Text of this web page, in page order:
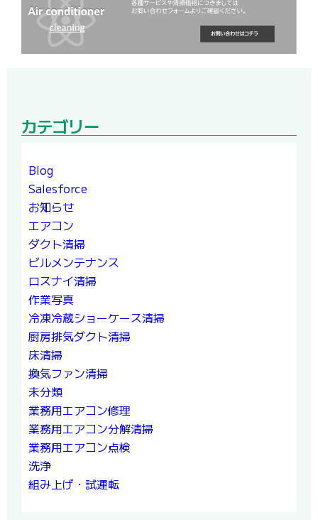
カテゴリー
Blog
Salesforce
お知らせ
エアコン
ダクト清掃
ビルメンテナンス
ロスナイ清掃
作業写真
冷凍冷蔵ショーケース清掃
厨房排気ダクト清掃
床清掃
換気ファン清掃
未分類
業務用エアコン修理
業務用エアコン分解清掃
業務用エアコン点検
洗浄
組み上げ・試運転